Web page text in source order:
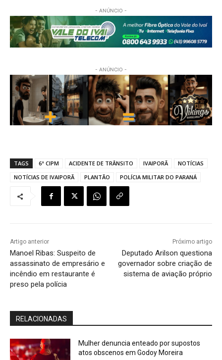
- ANÚNCIO -
- ANÚNCIO -
TAGS 6ª CIPM ACIDENTE DE TRÂNSITO IVAIPORÃ
NOTÍCIAS
NOTÍCIAS DE IVAIPORÃ
PLANTÃO POLÍCIA MILITAR DO PARANÁ
Artigo anterior
Manoel Ribas: Suspeito de
assassinato de empresário e
incêndio em restaurante é
preso pela polícia
Próximo artigo
Deputado Arilson questiona
governador sobre criação de
sistema de aviação próprio
RELACIONADAS
Mulher denuncia enteado por supostos
atos obscenos em Godoy Moreira